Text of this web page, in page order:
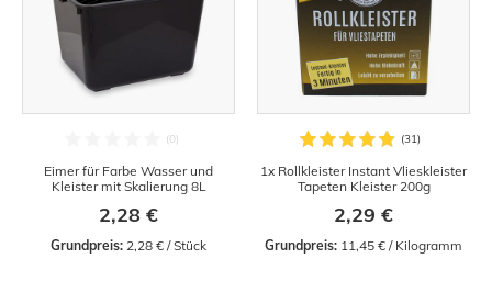
Eimer für Farbe Wasser und
Kleister mit Skalierung 8L
2,28 €
Grundpreis: 2,28 € / Stück
1x Rollkleister Instant Vlieskleister
Tapeten Kleister 200g
2,29 €
Grundpreis: 11,45 € / Kilogramm